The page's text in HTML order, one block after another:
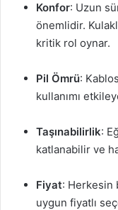
Konfor: Uzun
önemlidir.
kritik rol oynar.
Pil Ömrü:
kullanımı
Taşınabilirlik:
katlanabilir ve
Fiyat: Herkesin
uygun fiyatlı